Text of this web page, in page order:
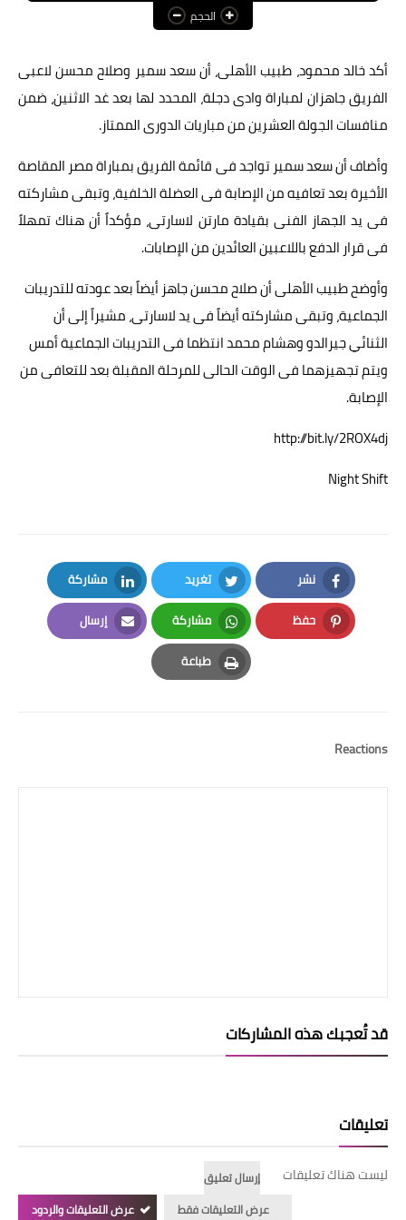
عالم المرأة
فن وثقافة
أخبار مصر
أخبار عربية
أخبار النجوم
أخبار العالم
الحجم
أكد خالد محمود، طبيب الأهلى، أن سعد سمير وصلاح محسن لاعبى
الفريق جاهزان لمباراة وادى دجلة، المحدد لها بعد غد الاثنين، ضمن
منافسات الجولة العشرين من مباريات الدورى الممتاز.
وأضاف أن سعد سمير تواجد فى قائمة الفريق بمباراة مصر المقاصة
الأخيرة بعد تعافيه من الإصابة فى العضلة الخلفية، وتبقى مشاركته
فى يد الجهاز الفنى بقيادة مارتن لاسارتى، مؤكداً أن هناك تمهلاً
فى قرار الدفع باللاعبين العائدين من الإصابات.
وأوضح طبيب الأهلى أن صلاح محسن جاهز أيضاً بعد عودته للتدريبات
الجماعية، وتبقى مشاركته أيضاً فى يد لاسارتى، مشيراً إلى أن
الثنائي جيرالدو وهشام محمد انتظما فى التدريبات الجماعية أمس
ويتم تجهيزهما فى الوقت الحالى للمرحلة المقبلة بعد للتعافى من
الإصابة.
http://bit.ly/2ROX4dj
Night Shift
نشر
Facebook
تغريد
Twitter
مشاركة
LinkedIn
حفظ
Pinterest
مشاركة
Whatsapp
إرسال
Email
طباعة
Print
Reactions
قد تُعجبك هذه المشاركات
تعليقات
ليست هناك تعليقات
إرسال تعليق
عرض التعليقات فقط
عرض التعليقات والردود